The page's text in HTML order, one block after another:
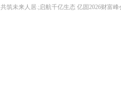
共筑未来人居.;启航千亿生态 亿固2026财富